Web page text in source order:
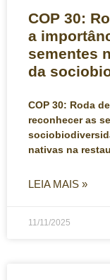
COP 30:
a
sementes
da
COP 30: Roda
reconhecer as
nativas na
LEIA MAIS »
11/11/2025